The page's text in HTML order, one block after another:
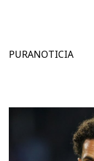
PURANOTICIA